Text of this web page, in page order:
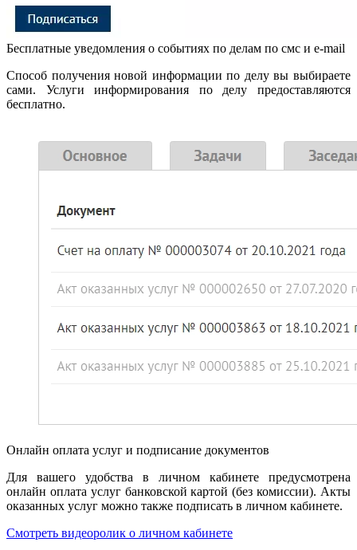
Бесплатные уведомления о событиях по делам по смс и e-mail
Способ получения новой информации по делу вы выбираете
сами. Услуги информирования по делу предоставляются
бесплатно.
Онлайн оплата услуг и подписание документов
Для вашего удобства в личном кабинете предусмотрена
онлайн оплата услуг банковской картой (без комиссии). Акты
оказанных услуг можно также подписать в личном кабинете.
Смотреть видеоролик о личном кабинете